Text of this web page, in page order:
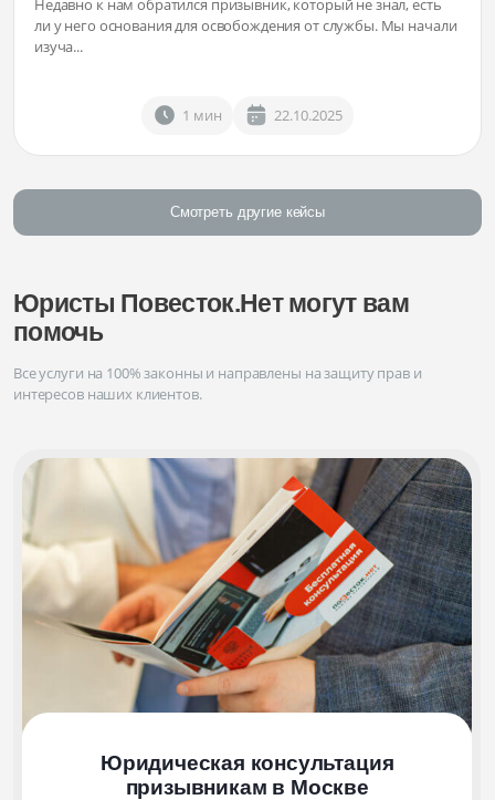
Недавно к нам обратился призывник, который не знал, есть
ли у него основания для освобождения от службы. Мы начали
изуча...
1 мин 22.10.2025
Смотреть другие кейсы
Юристы Повесток.Нет могут вам
помочь
Все услуги на 100% законны и направлены на защиту прав и
интересов наших клиентов.
Юридическая консультация
призывникам в Москве